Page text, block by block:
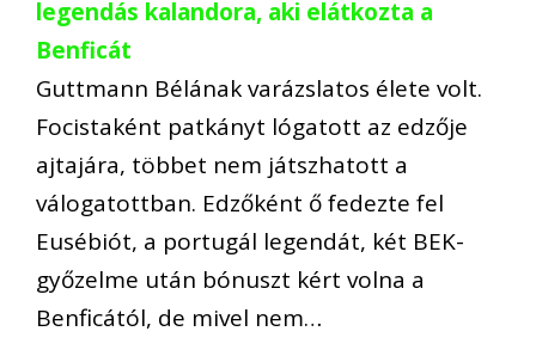
legendás kalandora, aki elátkozta a
Benficát
Guttmann Bélának varázslatos élete volt.
Focistaként patkányt lógatott az edzője
ajtajára, többet nem játszhatott a
válogatottban. Edzőként ő fedezte fel
Eusébiót, a portugál legendát, két BEK-
győzelme után bónuszt kért volna a
Benficától, de mivel nem…